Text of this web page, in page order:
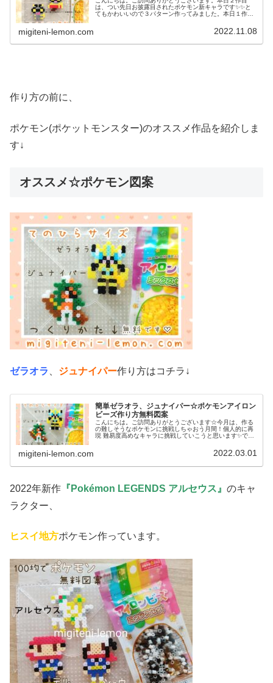
は、つい先日お披露目されたポケモン新キャラです✨✨と
てもかわいいので３パターン作ってみました。本日１作目
migiteni-lemon.com 2022.11.08
作り方の前に、
ポケモン(ポケットモンスター)のオススメ作品を紹介しま
す↓
オススメ☆ポケモン図案
ゼラオラ 、 ジュナイパー作り方はコチラ↓
簡単ゼラオラ、ジュナイパー☆ポケモンアイロン
ビーズ作り方無料図案
こんにちは。ご訪問ありがとうございます☆今月は、作る
の難しそうなポケモンに挑戦しちゃおう月間！個人的に再
現 難易度高めなキャラに挑戦していこうと思います✨で
migiteni-lemon.com 2022.03.01
2022年新作 『Pokémon LEGENDS アルセウス』 のキャ
ラクター、
ヒスイ地方ポケモン作っています。